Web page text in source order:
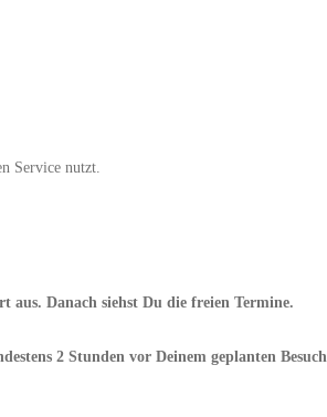
Service nutzt.
aus. Danach siehst Du die freien Termine.
2 Stunden vor Deinem geplanten Besuch